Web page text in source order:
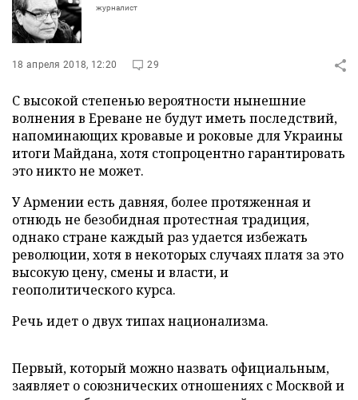
журналист
18 апреля 2018, 12:20 29
С высокой степенью вероятности нынешние
волнения в Ереване не будут иметь последствий,
напоминающих кровавые и роковые для Украины
итоги Майдана, хотя стопроцентно гарантировать
это никто не может.
У Армении есть давняя, более протяженная и
отнюдь не безобидная протестная традиция,
однако стране каждый раз удается избежать
революции, хотя в некоторых случаях платя за это
высокую цену, смены и власти, и
геополитического курса.
Речь идет о двух типах национализма.
Первый, который можно назвать официальным,
заявляет о союзнических отношениях с Москвой и